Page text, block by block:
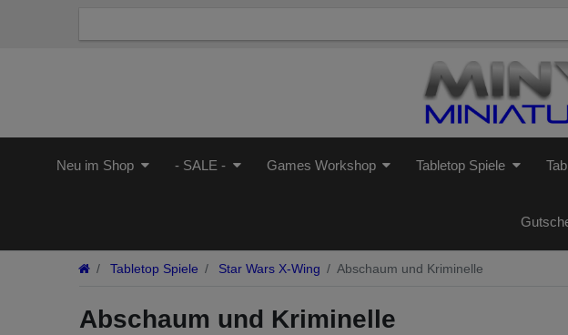
Neu im Shop - SALE - Games Workshop Tabletop Spiele
Tabletop Spiele Star Wars X-Wing Abschaum und Kriminelle
Abschaum und Kriminelle